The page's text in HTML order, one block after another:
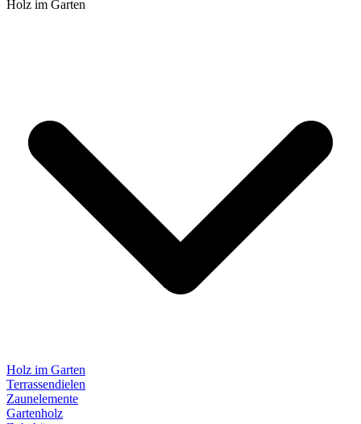
Holz im Garten
Holz im Garten
Terrassendielen
Zaunelemente
Gartenholz